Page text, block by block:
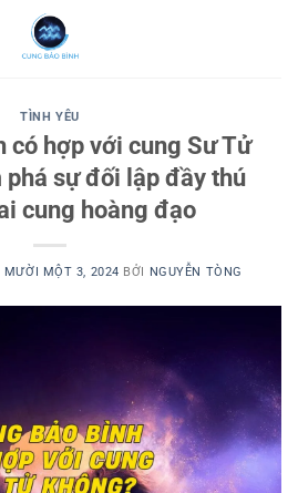
TÌNH YÊU
có hợp với cung Sư Tử
phá sự đối lập đầy thú
cung hoàng đạo
MƯỜI MỘT 3, 2024 BỞI NGUYỄN TÒNG